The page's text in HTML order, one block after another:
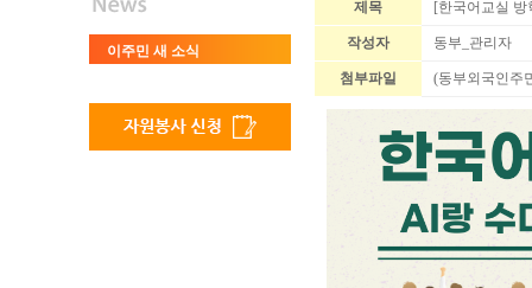
이주민 새 소식
제목 [한국어교실
작성자 동부_관리자
첨부파일 (동부외국인주